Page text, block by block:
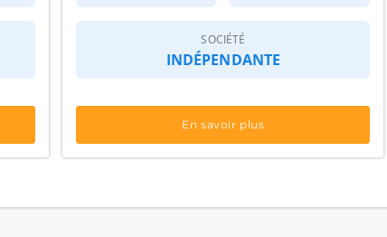
SOCIÉTÉ
INDÉPENDANTE
En savoir plus